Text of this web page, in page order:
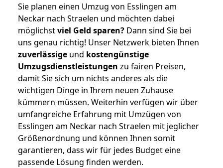
Sie planen einen Umzug von Esslingen am
Neckar nach Straelen und möchten dabei
möglichstviel Geld sparen? Dann sind Sie bei
uns genau richtig! Unser Netzwerk bieten Ihnen
zuverlässige und kostengünstige
Umzugsdienstleistungen zu fairen Preisen,
damit Sie sich um nichts anderes als die
wichtigen Dinge in Ihrem neuen Zuhause
kümmern müssen. Weiterhin verfügen wir über
umfangreiche Erfahrung mit Umzügen von
Esslingen am Neckar nach Straelen mit jeglicher
Größenordnung und können Ihnen somit
garantieren, dass wir für jedes Budget eine
passende Lösung finden werden.